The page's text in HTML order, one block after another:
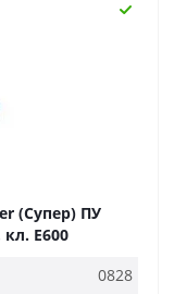
(Супер) ПУ
E600
0828